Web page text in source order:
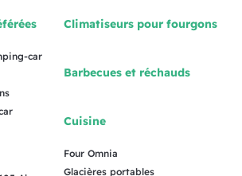
car
Climatiseurs pour fourgons
Barbecues et réchauds
Cuisine
Four Omnia
Glacières portables